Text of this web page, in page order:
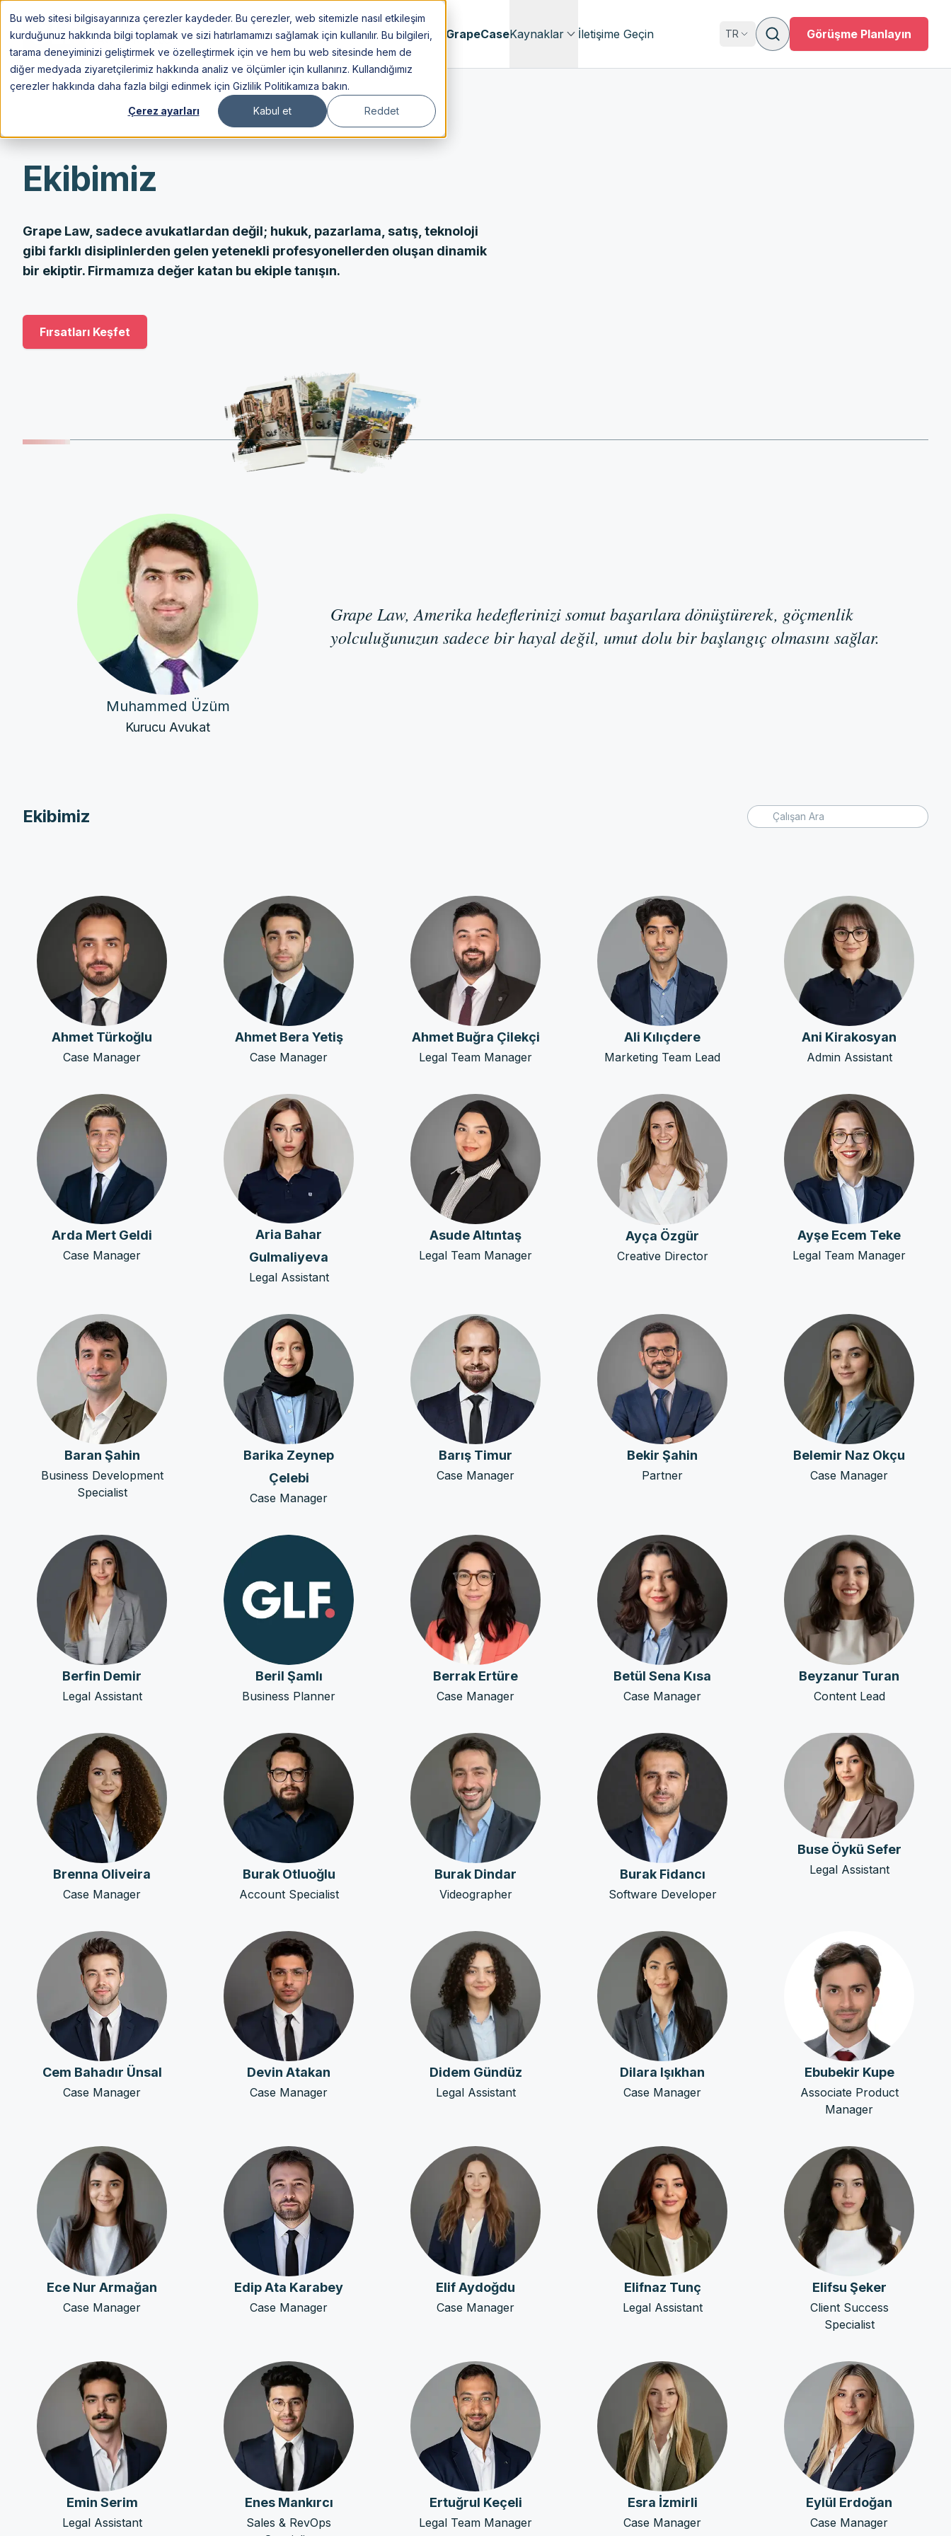
Bu web sitesi bilgisayarınıza çerezler kaydeder. Bu çerezler, web sitemizle nasıl etkileşim
kurduğunuz hakkında bilgi toplamak ve sizi hatırlamamızı sağlamak için kullanılır. Bu bilgileri,
tarama deneyiminizi geliştirmek ve özelleştirmek için ve hem bu web sitesinde hem de
diğer medyada ziyaretçilerimiz hakkında analiz ve ölçümler için kullanırız. Kullandığımız
çerezler hakkında daha fazla bilgi edinmek için Gizlilik Politikamıza bakın.
Çerez ayarları Kabul et Reddet
Göçmenlik Hakkımızda GrapeCaseKaynaklar İletişime Geçin TR Görüşme Planlayın
Ekibimiz
Grape Law, sadece avukatlardan değil; hukuk, pazarlama, satış, teknoloji
gibi farklı disiplinlerden gelen yetenekli profesyonellerden oluşan dinamik
bir ekiptir. Firmamıza değer katan bu ekiple tanışın.
Fırsatları Keşfet
Muhammed Üzüm
Kurucu Avukat
Grape Law, Amerika hedeflerinizi somut başarılara dönüştürerek, göçmenlik
yolculuğunuzun sadece bir hayal değil, umut dolu bir başlangıç olmasını sağlar.
Ekibimiz
Ahmet Türkoğlu
Case Manager
Ahmet Bera Yetiş
Case Manager
Ahmet Buğra Çilekçi
Legal Team Manager
Ali Kılıçdere
Marketing Team Lead
Ani Kirakosyan
Admin Assistant
Arda Mert Geldi
Case Manager
Aria Bahar
Gulmaliyeva
Legal Assistant
Asude Altıntaş
Legal Team Manager
Ayça Özgür
Creative Director
Ayşe Ecem Teke
Legal Team Manager
Baran Şahin
Business Development
Specialist
Barika Zeynep
Çelebi
Case Manager
Barış Timur
Case Manager
Bekir Şahin
Partner
Belemir Naz Okçu
Case Manager
Berfin Demir
Legal Assistant
Beril Şamlı
Business Planner
Berrak Ertüre
Case Manager
Betül Sena Kısa
Case Manager
Beyzanur Turan
Content Lead
Brenna Oliveira
Case Manager
Burak Otluoğlu
Account Specialist
Burak Dindar
Videographer
Burak Fidancı
Software Developer
Buse Öykü Sefer
Legal Assistant
Cem Bahadır Ünsal
Case Manager
Devin Atakan
Case Manager
Didem Gündüz
Legal Assistant
Dilara Işıkhan
Case Manager
Ebubekir Kupe
Associate Product
Manager
Ece Nur Armağan
Case Manager
Edip Ata Karabey
Case Manager
Elif Aydoğdu
Case Manager
Elifnaz Tunç
Legal Assistant
Elifsu Şeker
Client Success
Specialist
Emin Serim
Legal Assistant
Enes Mankırcı
Sales & RevOps
Ertuğrul Keçeli
Legal Team Manager
Esra İzmirli
Case Manager
Eylül Erdoğan
Case Manager